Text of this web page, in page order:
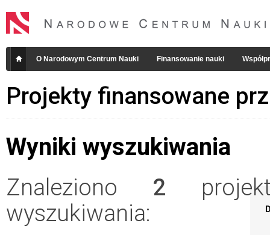
O Narodowym Centrum Nauki Finansowanie nauki
Projekty finansowane
Wyniki wyszukiwania
Znaleziono 2
wyszukiwania: